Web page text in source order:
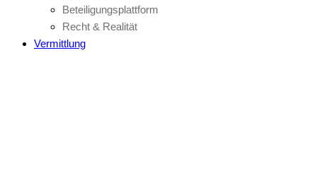
Beteiligungsplattform
Recht & Realität
Vermittlung